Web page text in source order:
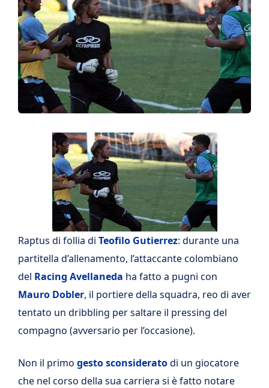
Raptus di follia di Teofilo Gutierrez: durante una
partitella d’allenamento, l’attaccante colombiano
del Racing Avellaneda ha fatto a pugni con
Mauro Dobler, il portiere della squadra, reo di aver
tentato un dribbling per saltare il pressing del
compagno (avversario per l’occasione).
Non il primo gesto sconsideratodi un giocatore
che nel corso della sua carriera si è fatto notare